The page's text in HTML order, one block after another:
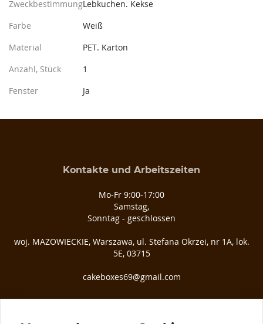
ZweckbestimmungLebkuchen. Kekse
Farbe
Weiß
Material
PET. Karton
Anzahl, Stück
1
Fenster
Ja
Kontakte und Arbeitszeiten
Mo-Fr 9:00-17:00
Samstag,
Sonntag - geschlossen
woj. MAZOWIECKIE, Warszawa, ul. Stefana Okrzei, nr 1A, lok.
5E, 03­715
cakeboxes69@gmail.com